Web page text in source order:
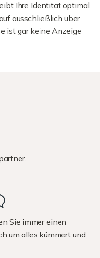
Ihre Identität optimal
ausschließlich über
ist gar keine Anzeige
Sie immer einen
um alles kümmert und